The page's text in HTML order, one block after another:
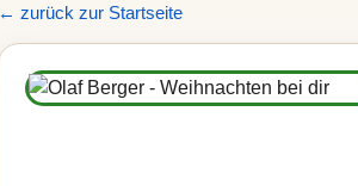
← zurück zur Startseite